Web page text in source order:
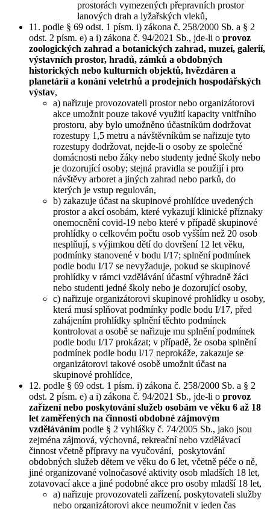
prostorách vymezených přepravních prostor
lanových drah a lyžařských vleků,
11. podle § 69 odst. 1 písm. i) zákona č. 258/2000 Sb. a § 2
odst. 2 písm. e) a i) zákona č. 94/2021 Sb., jde-li o provoz
zoologických zahrad a botanických zahrad, muzeí, galerií,
výstavních prostor, hradů, zámků a obdobných
historických nebo kulturních objektů, hvězdáren a
planetárií a konání veletrhů a prodejních hospodářských
výstav,
a) nařizuje provozovateli prostor nebo organizátorovi
akce umožnit pouze takové využití kapacity vnitřního
prostoru, aby bylo umožněno účastníkům dodržovat
rozestupy 1,5 metru a návštěvníkům se nařizuje tyto
rozestupy dodržovat, nejde-li o osoby ze společné
domácnosti nebo žáky nebo studenty jedné školy nebo
je dozorující osoby; stejná pravidla se použijí i pro
návštěvy arboret a jiných zahrad nebo parků, do
kterých je vstup regulován,
b) zakazuje účast na skupinové prohlídce uvedených
prostor a akcí osobám, které vykazují klinické příznaky
onemocnění covid-19 nebo které v případě skupinové
prohlídky o celkovém počtu osob vyšším než 20 osob
nesplňují, s výjimkou dětí do dovršení 12 let věku,
podmínky stanovené v bodu I/17; splnění podmínek
podle bodu I/17 se nevyžaduje, pokud se skupinové
prohlídky v rámci vzdělávání účastní výhradně žáci
nebo studenti jedné školy nebo je dozorující osoby,
c) nařizuje organizátorovi skupinové prohlídky u osoby,
která musí splňovat podmínky podle bodu I/17, před
zahájením prohlídky splnění těchto podmínek
kontrolovat a osobě se nařizuje mu splnění podmínek
podle bodu I/17 prokázat; v případě, že osoba splnění
podmínek podle bodu I/17 neprokáže, zakazuje se
organizátorovi takové osobě umožnit účast na
skupinové prohlídce,
12. podle § 69 odst. 1 písm. i) zákona č. 258/2000 Sb. a § 2
odst. 2 písm. e) a i) zákona č. 94/2021 Sb., jde-li o provoz
zařízení nebo poskytování služeb osobám ve věku 6 až 18
let zaměřených na činnosti obdobné zájmovým
vzděláváním podle § 2 vyhlášky č. 74/2005 Sb., jako jsou
zejména zájmová, výchovná, rekreační nebo vzdělávací
činnost včetně přípravy na vyučování, poskytování
obdobných služeb dětem ve věku do 6 let, včetně péče o ně,
jiné organizované volnočasové aktivity osob mladších 18 let,
zotavovací akce a jiné podobné akce pro osoby mladší 18 let,
a) nařizuje provozovateli zařízení, poskytovateli služby
nebo organizátorovi akce neumožnit v jeden čas